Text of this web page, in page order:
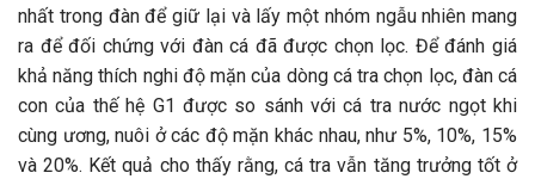
nhất trong đàn để giữ lại và lấy một nhóm ngẫu nhiên mang
ra để đối chứng với đàn cá đã được chọn lọc. Để đánh giá
khả năng thích nghi độ mặn của dòng cá tra chọn lọc, đàn cá
con của thế hệ G1 được so sánh với cá tra nước ngọt khi
cùng ương, nuôi ở các độ mặn khác nhau, như 5%, 10%, 15%
và 20%. Kết quả cho thấy rằng, cá tra vẫn tăng trưởng tốt ở